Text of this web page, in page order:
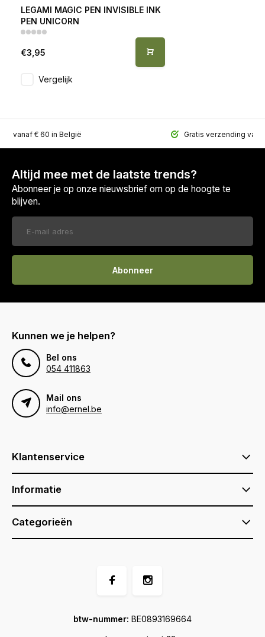
LEGAMI MAGIC PEN INVISIBLE INK
PEN UNICORN
€3,95
Vergelijk
vanaf € 60 in België Gratis verzending
Altijd mee met de laatste trends?
Abonneer je op onze nieuwsbrief om op de hoogte te
blijven.
Abonneer
Kunnen we je helpen?
Bel ons
054 411863
Mail ons
info@ernel.be
Klantenservice
Informatie
Categorieën
btw-nummer: BE0893169664